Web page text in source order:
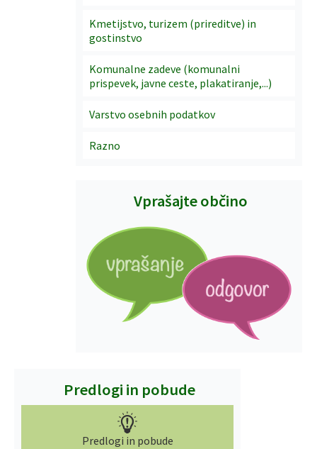
Kmetijstvo, turizem (prireditve) in
gostinstvo
Komunalne zadeve (komunalni
prispevek, javne ceste, plakatiranje,...)
Varstvo osebnih podatkov
Razno
Vprašajte občino
Predlogi in pobude
Predlogi in pobude